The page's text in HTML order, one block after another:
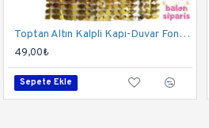
Toptan Altın Kalpli Kapı-Duvar Fon Perdesi
49,00₺
Sepete Ekle